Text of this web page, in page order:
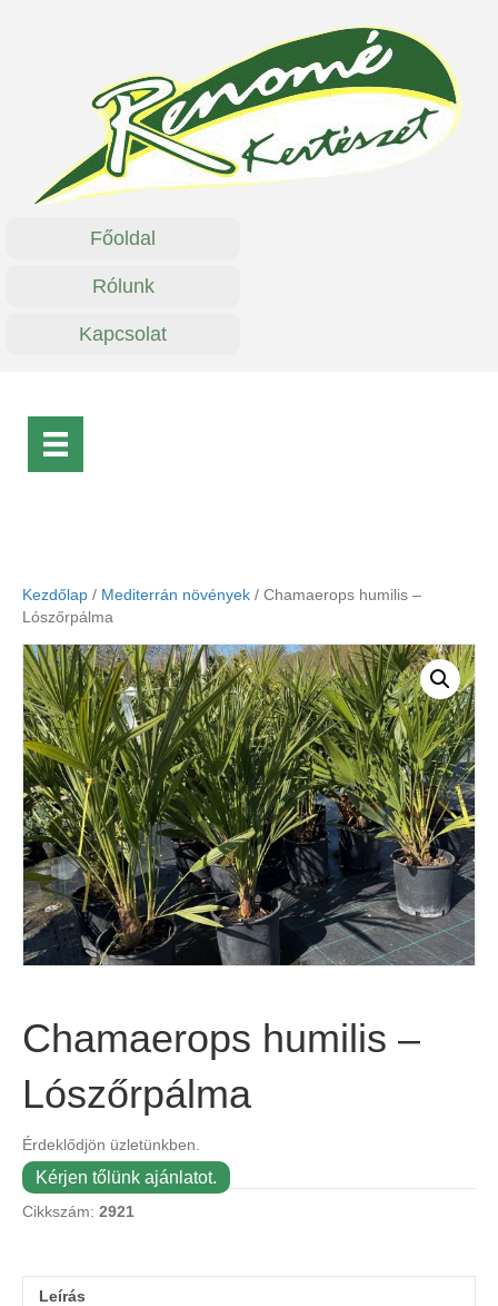
Főoldal
Rólunk
Kapcsolat
Kezdőlap / Mediterrán növények / Chamaerops humilis –
Lószőrpálma
Chamaerops humilis –
Lószőrpálma
Érdeklődjön üzletünkben.
Kérjen tőlünk ajánlatot.
Cikkszám: 2921
Leírás